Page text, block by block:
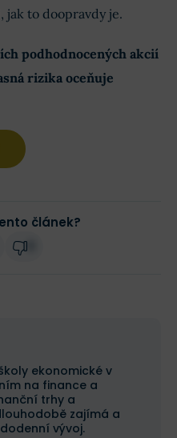
jak to doopravdy je.
podhodnocených akcií
rizika oceňuje
článek?
ekonomické v
na finance a
trhy a
zajímá a
vývoj.